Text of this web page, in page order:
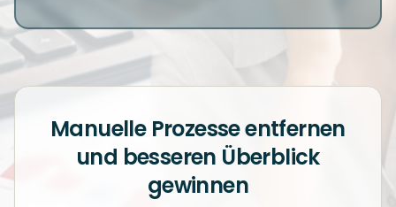
Manuelle Prozesse entfernen
und besseren Überblick
gewinnen